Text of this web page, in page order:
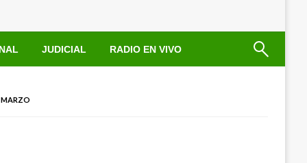
JUDICIAL RADIO EN VIVO
MARZO